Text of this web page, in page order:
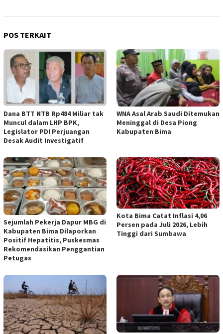
POS TERKAIT
Dana BTT NTB Rp484 Miliar tak
Muncul dalam LHP BPK,
Legislator PDI Perjuangan
Desak Audit Investigatif
WNA Asal Arab Saudi Ditemukan
Meninggal di Desa Piong
Kabupaten Bima
Sejumlah Pekerja Dapur MBG di
Kabupaten Bima Dilaporkan
Positif Hepatitis, Puskesmas
Rekomendasikan Penggantian
Petugas
Kota Bima Catat Inflasi 4,06
Persen pada Juli 2026, Lebih
Tinggi dari Sumbawa